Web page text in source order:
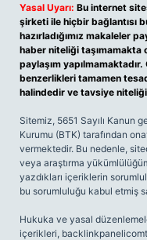
Yasal Uyarı: Bu internet
şirketi ile hiçbir bağlantısı
hazırladığımız makaleler
haber niteliği taşımamakta
paylaşım
benzerlikleri tamamen
halindedir ve tavsiye niteliği
Sitemiz, 5651 Sayılı Kanun
Kurumu (BTK) tarafından
vermektedir. Bu nedenle,
veya araştırma
yazdıkları içeriklerin
bu sorumluluğu kabul etmiş
Hukuka ve yasal
içerikleri,